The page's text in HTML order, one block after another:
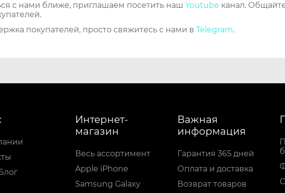
с нами ближе, приглашаем посетить наш Youtube канал.
покупателей, просто свяжитесь с нами в Telegram.
Интернет-
магазин
Весь ассортимент
Apple iPhone
Samsung Galaxy
Важная
информация
Гарантия 365 дней
Оплата и доставка
Возврат товаров